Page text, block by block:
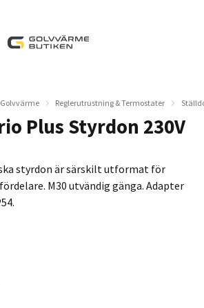
Reglerutrustning & Termostater
Plus Styrdon 230V
styrdon är särskilt utformat för
M30 utvändig gänga. Adapter